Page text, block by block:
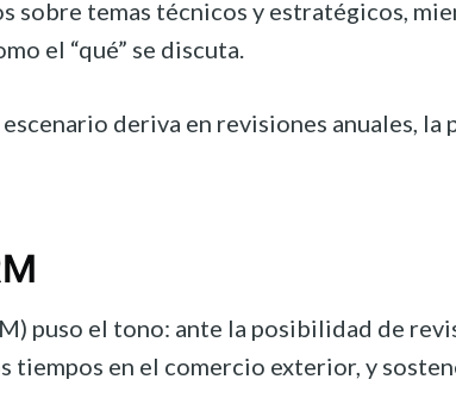
temas técnicos y estratégicos,
el “qué” se discuta.
deriva en revisiones
el tono: ante la posibilidad de
en el comercio exterior, y